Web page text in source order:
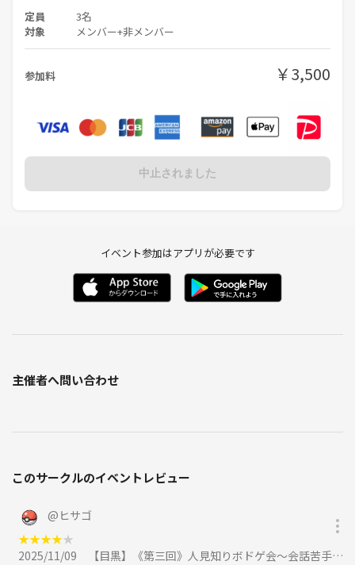
定員 3名
対象 メンバー+非メンバー
参加料 ￥3,500
中止されました
イベント参加はアプリが必要です
主催者へ問い合わせ
このサークルのイベントレビュー
@ ヒサゴ
★★★★★
2025/11/09
【目黒】《第三回》人見知りボドゲ会～会話苦手だけど話したい～【一人参加・初心者大歓迎】に参加